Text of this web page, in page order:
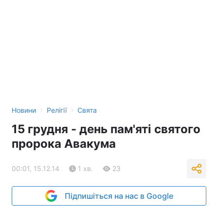
Новини › Релігії › Свята
15 грудня - день пам'яті святого
пророка Авакума
00:01, 15.12.14 1 хв. 23
Підпишіться на нас в Google